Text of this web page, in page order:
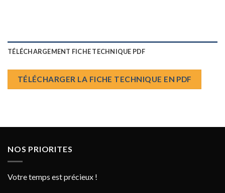
TÉLÉCHARGEMENT FICHE TECHNIQUE PDF
TÉLÉCHARGER LA FICHE TECHNIQUE EN PDF
NOS PRIORITES
Votre temps est précieux !